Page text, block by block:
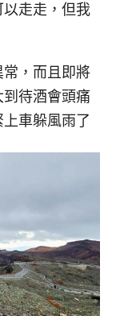
走走，但我
，而且即將
待酒會頭痛
車躲風雨了